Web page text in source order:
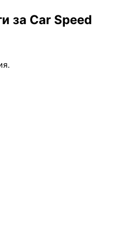
за Car Speed